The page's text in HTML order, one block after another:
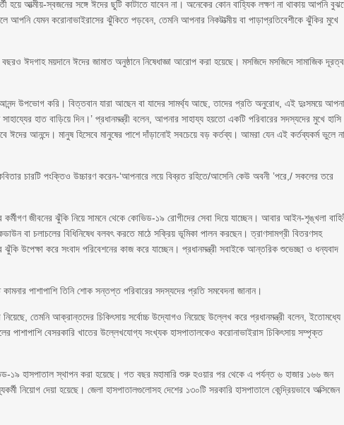
আত্মীয়-স্বজনের সঙ্গে ঈদের ছুটি কাটাতে যাবেন না। অনেকের কোন বাহ্যিক লক্ষণ না থাকায় আপনি
যেমন করোনাভাইরাসের ঝুঁকিতে পড়বেন, তেমনি আপনার নিকটাত্মীয় বা পাড়াপ্রতিবেশীকে ঝুঁকির মুখে
ঈদগাহ ময়দানে ঈদের জামাত অনুষ্ঠানে নিষেধাজ্ঞা আরোপ করা হয়েছে। মসজিদে মসজিদে সামাজিক দূরত্ব
উপভোগ করি। বিত্তবান যারা আছেন বা যাদের সামর্থ্য আছে, তাদের প্রতি অনুরোধ, এই দুঃসময়ে
হাত বাড়িয়ে দিন।’ প্রধানমন্ত্রী বলেন, আপনার সাহায্য হয়তো একটি পরিবারের সদস্যদের মুখে হাসি
আনন্দে। মানুষ হিসেবে মানুষের পাশে দাঁড়ানোই সবচেয়ে বড় কর্তব্য। আমরা যেন এই কর্তব্যকর্ম ভুলে না
কবিতার চারটি পংক্তিও উচ্চারণ করেন-‘আপনারে লয়ে বিব্রত রহিতে/আসেনি কেউ অবনী ’পরে,/ সকলের তরে
কর্মীগণ জীবনের ঝুঁকি নিয়ে সামনে থেকে কোভিড-১৯ রোগীদের সেবা দিয়ে যাচ্ছেন। আবার আইন-শৃঙ্খলা
বা চলাচলের বিধিনিষেধ বলবৎ করতে মাঠে সক্রিয় ভূমিকা পালন করছেন। ত্রাণসামগ্রী বিতরণসহ
ঝুঁকি উপেক্ষা করে সংবাদ পরিবেশনের কাজ করে যাচ্ছেন। প্রধানমন্ত্রী সবাইকে আন্তরিক শুভেচ্ছা ও ধন্যবাদ
পাশাপাশি তিনি শোক সন্তপ্ত পরিবারের সদস্যদের প্রতি সমবেদনা জানান।
তেমনি আক্রান্তদের চিকিৎসায় সর্বোচ্চ উদ্যোগও নিয়েছে উল্লেখ করে প্রধানমন্ত্রী বলেন, ইতোমধ্যে
পাশাপাশি বেসরকারি খাতের উল্লেখযোগ্য সংখ্যক হাসপাতালকেও করোনাভাইরাস চিকিৎসায় সম্পৃক্ত
১৯ হাসপাতাল স্থাপন করা হয়েছে। গত বছর মহামারি শুরু হওয়ার পর থেকে এ পর্যন্ত ৬ হাজার ১৬৬ জন
নিয়োগ দেয়া হয়েছে। জেলা হাসপাতালগুলোসহ দেশের ১৩০টি সরকারি হাসপাতালে কেন্দ্রিয়ভাবে অক্সিজেন